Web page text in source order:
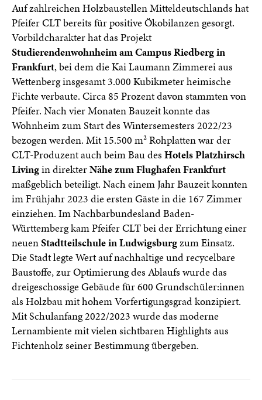
Auf zahlreichen Holzbaustellen Mitteldeutschlands hat
Pfeifer CLT bereits für positive Ökobilanzen gesorgt.
Vorbildcharakter hat das Projekt
Studierendenwohnheim am Campus Riedberg in
Frankfurt, bei dem die Kai Laumann Zimmerei aus
Wettenberg insgesamt 3.000 Kubikmeter heimische
Fichte verbaute. Circa 85 Prozent davon stammten von
Pfeifer. Nach vier Monaten Bauzeit konnte das
Wohnheim zum Start des Wintersemesters 2022/23
bezogen werden. Mit 15.500 m² Rohplatten war der
CLT-Produzent auch beim Bau desHotels Platzhirsch
Livingin direkterNähe zum Flughafen Frankfurt
maßgeblich beteiligt. Nach einem Jahr Bauzeit konnten
im Frühjahr 2023 die ersten Gäste in die 167 Zimmer
einziehen. Im Nachbarbundesland Baden-
Württemberg kam Pfeifer CLT bei der Errichtung einer
neuenStadtteilschule in Ludwigsburgzum Einsatz.
Die Stadt legte Wert auf nachhaltige und recycelbare
Baustoffe, zur Optimierung des Ablaufs wurde das
dreigeschossige Gebäude für 600 Grundschüler:innen
als Holzbau mit hohem Vorfertigungsgrad konzipiert.
Mit Schulanfang 2022/2023 wurde das moderne
Lernambiente mit vielen sichtbaren Highlights aus
Fichtenholz seiner Bestimmung übergeben.